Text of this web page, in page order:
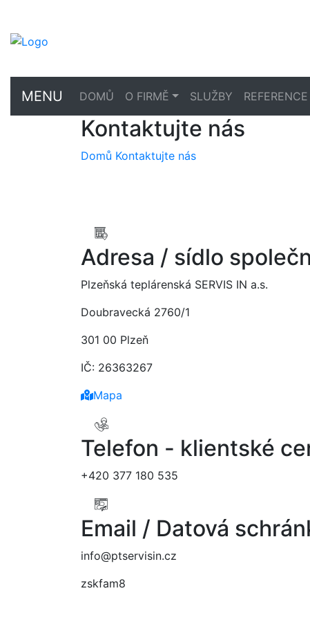
MENU DOMŮ O FIRMĚ SLUŽBY REFERENCE
Kontaktujte nás
Domů Kontaktujte nás
Adresa / sídlo
Plzeňská teplárenská SERVIS IN a.s.
Doubravecká 2760/1
301 00 Plzeň
IČ: 26363267
Mapa
Telefon - klientské
+420 377 180 535
Email / Datová
info@ptservisin.cz
zskfam8